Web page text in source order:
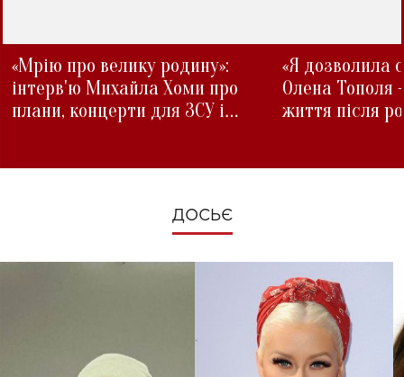
«Мрію про велику родину»:
інтерв'ю Михайла Хоми про
плани, концерти для ЗСУ і
«Я дозволила
Олена Тополя
життя після
ДОСЬЄ